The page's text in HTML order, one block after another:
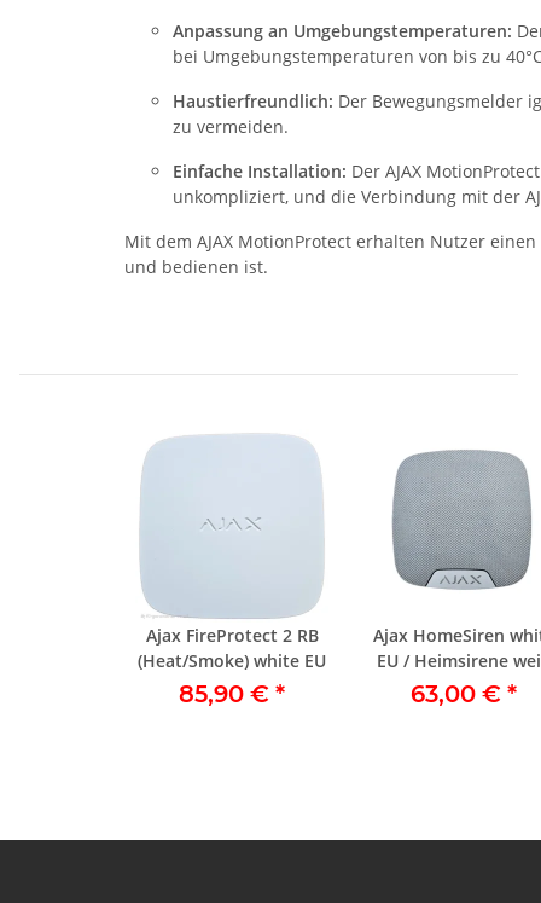
Anpassung an Umgebungstemperaturen:
bei Umgebungstemperaturen von bis zu
Haustierfreundlich: Der Bewegungsmelder
zu vermeiden.
Einfache Installation: Der AJAX
unkompliziert, und die Verbindung mit der
Mit dem AJAX MotionProtect erhalten Nutzer
und bedienen ist.
Ajax FireProtect 2 RB
(Heat/Smoke) white EU
85,90 € *
Ajax HomeSiren
EU / Heimsirene
63,00 € *